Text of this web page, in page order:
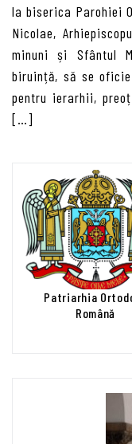
la biserica Parohiei
Nicolae,
minuni și Sfântul
biruință, să se
pentru ierarhii,
[…]
Patriarhia
Română